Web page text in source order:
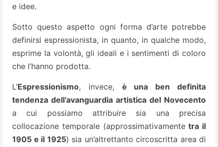
e idee.
Sotto questo aspetto ogni forma d’arte potrebbe
definirsi espressionista, in quanto, in qualche modo,
esprime la volontà, gli ideali e i sentimenti di coloro
che l’hanno prodotta.
L’Espressionismo, invece, è una ben definita
tendenza dell’avanguardia artistica del Novecento
a cui possiamo attribuire sia una precisa
collocazione temporale (approssimativamentetra il
1905 e il 1925) sia un’altrettanto circoscritta area di